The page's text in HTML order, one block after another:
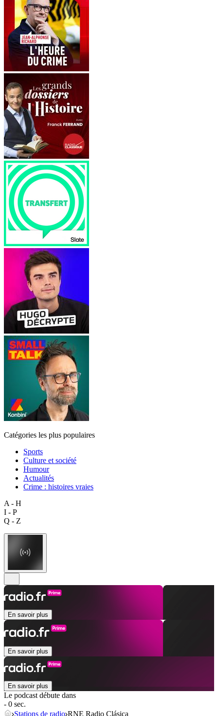
Catégories les plus populaires
Sports
Culture et société
Humour
Actualités
Crime : histoires vraies
A - H
I - P
Q - Z
En savoir plus
En savoir plus
En savoir plus
Le podcast débute dans
- 0 sec.
Stations de radio RNE Radio Clásica